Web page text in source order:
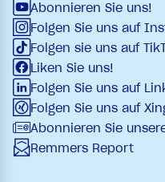
Abonnieren Sie uns!
Folgen Sie uns auf
Folgen sie uns auf
Liken Sie uns!
Folgen Sie uns auf
Folgen Sie uns auf
Abonnieren Sie
Remmers Report